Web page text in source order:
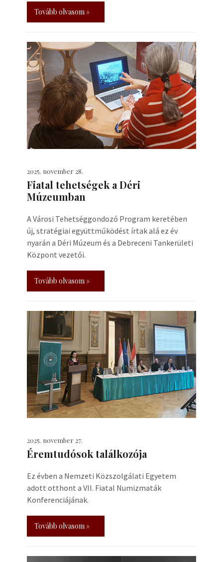
Tovább olvasom »
2025. november 28.
Fiatal tehetségek a Déri
Múzeumban
A Városi Tehetséggondozó Program keretében
új, stratégiai együttműködést írtak alá ez év
nyarán a Déri Múzeum és a Debreceni Tankerületi
Központ vezetői.
Tovább olvasom »
2025. november 27.
Éremtudósok találkozója
Ez évben a Nemzeti Közszolgálati Egyetem
adott otthont a VII. Fiatal Numizmaták
Konferenciájának.
Tovább olvasom »